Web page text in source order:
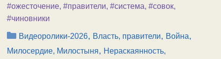
#ожесточение, #правители, #система, #совок,
#чиновники
Рубрики
Видеоролики-2026, Власть, правители, Война,
Милосердие, Милостыня, Нераскаянность,